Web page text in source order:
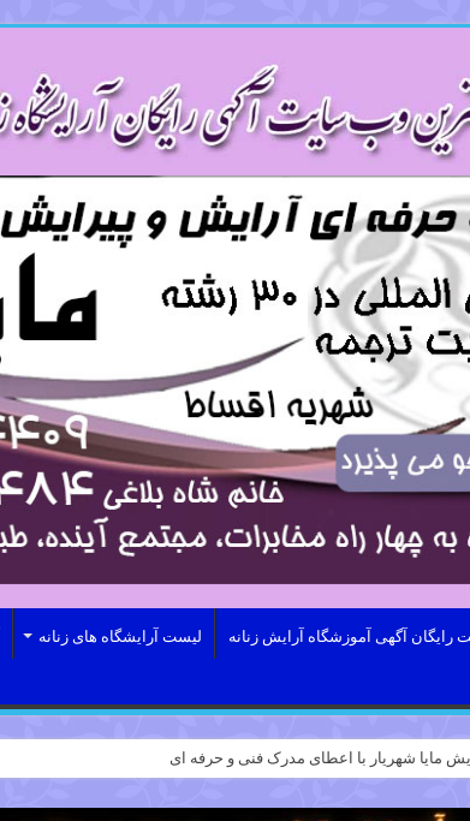
رایگان آگهی آموزشگاه آرایش زنانه لیست آرایشگاه های زنانه
مایا شهریار با اعطای مدرک فنی و حرفه ای